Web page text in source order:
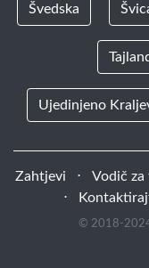
Švedska
Ujedinjeno
Zahtjevi ⋅ Vodič
⋅
© 2018-2024